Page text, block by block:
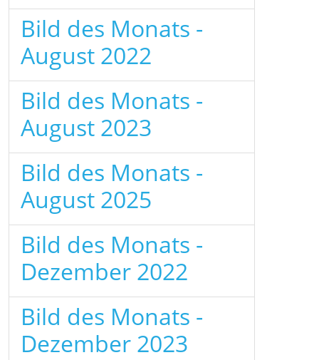
Bild des Monats -
August 2022
Bild des Monats -
August 2023
Bild des Monats -
August 2025
Bild des Monats -
Dezember 2022
Bild des Monats -
Dezember 2023